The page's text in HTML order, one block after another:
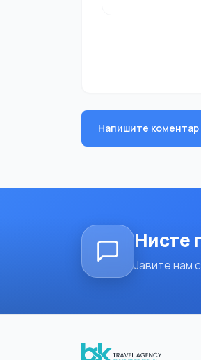
Напишите коментар
Нисте
Јавите нам